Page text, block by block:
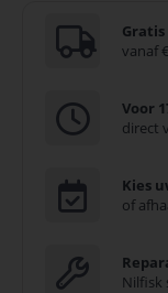
vanaf
Voor
direct
Kies
of
Nilfisk